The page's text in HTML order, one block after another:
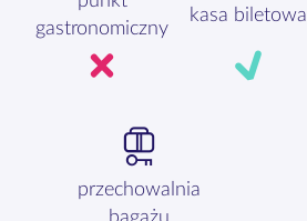
gastronomiczny
kasa biletowa
przechowalnia